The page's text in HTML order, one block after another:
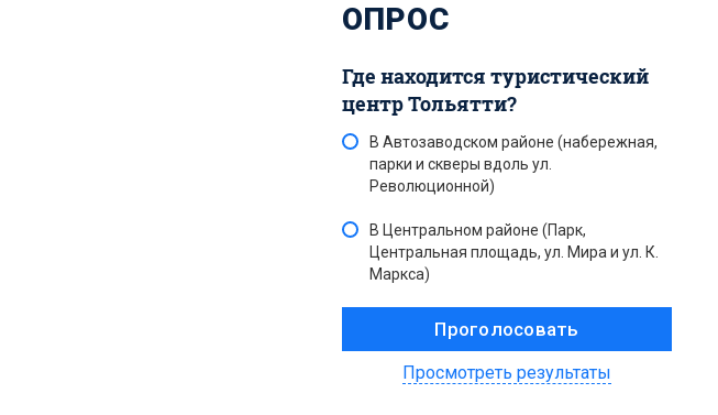
ОПРОС
Где находится туристический
центр Тольятти?
В Автозаводском районе (набережная,
парки и скверы вдоль ул.
Революционной)
В Центральном районе (Парк,
Центральная площадь, ул. Мира и ул. К.
Маркса)
Просмотреть результаты